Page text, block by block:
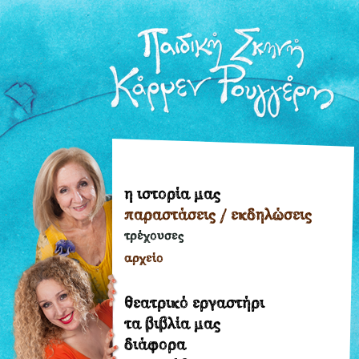
η ιστορία μας
παραστάσεις / εκδηλώσεις
τρέχουσες
αρχείο
θεατρικό εργαστήρι
τα βιβλία μας
διάφορα
η
ιστορία
μας
παραστάσεις
/
εκδηλώσεις
τρέχουσες
αρχείο